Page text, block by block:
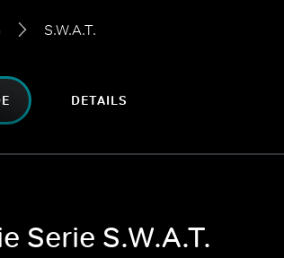
S.W.A.T.
DETAILS
Serie S.W.A.T.